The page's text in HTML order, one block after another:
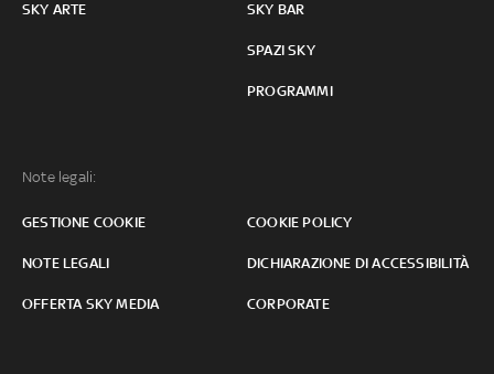
SKY ARTE SKY BAR
SPAZI SKY
PROGRAMMI
Note legali:
GESTIONE COOKIE COOKIE POLICY
NOTE LEGALI DICHIARAZIONE DI ACCESSIBILITÀ
OFFERTA SKY MEDIA CORPORATE